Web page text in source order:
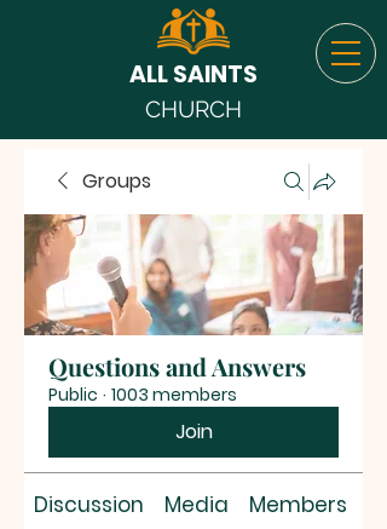
ALL SAINTS
CHURCH
Groups
Questions and Answers
Public · 1003 members
Join
Discussion Media Members